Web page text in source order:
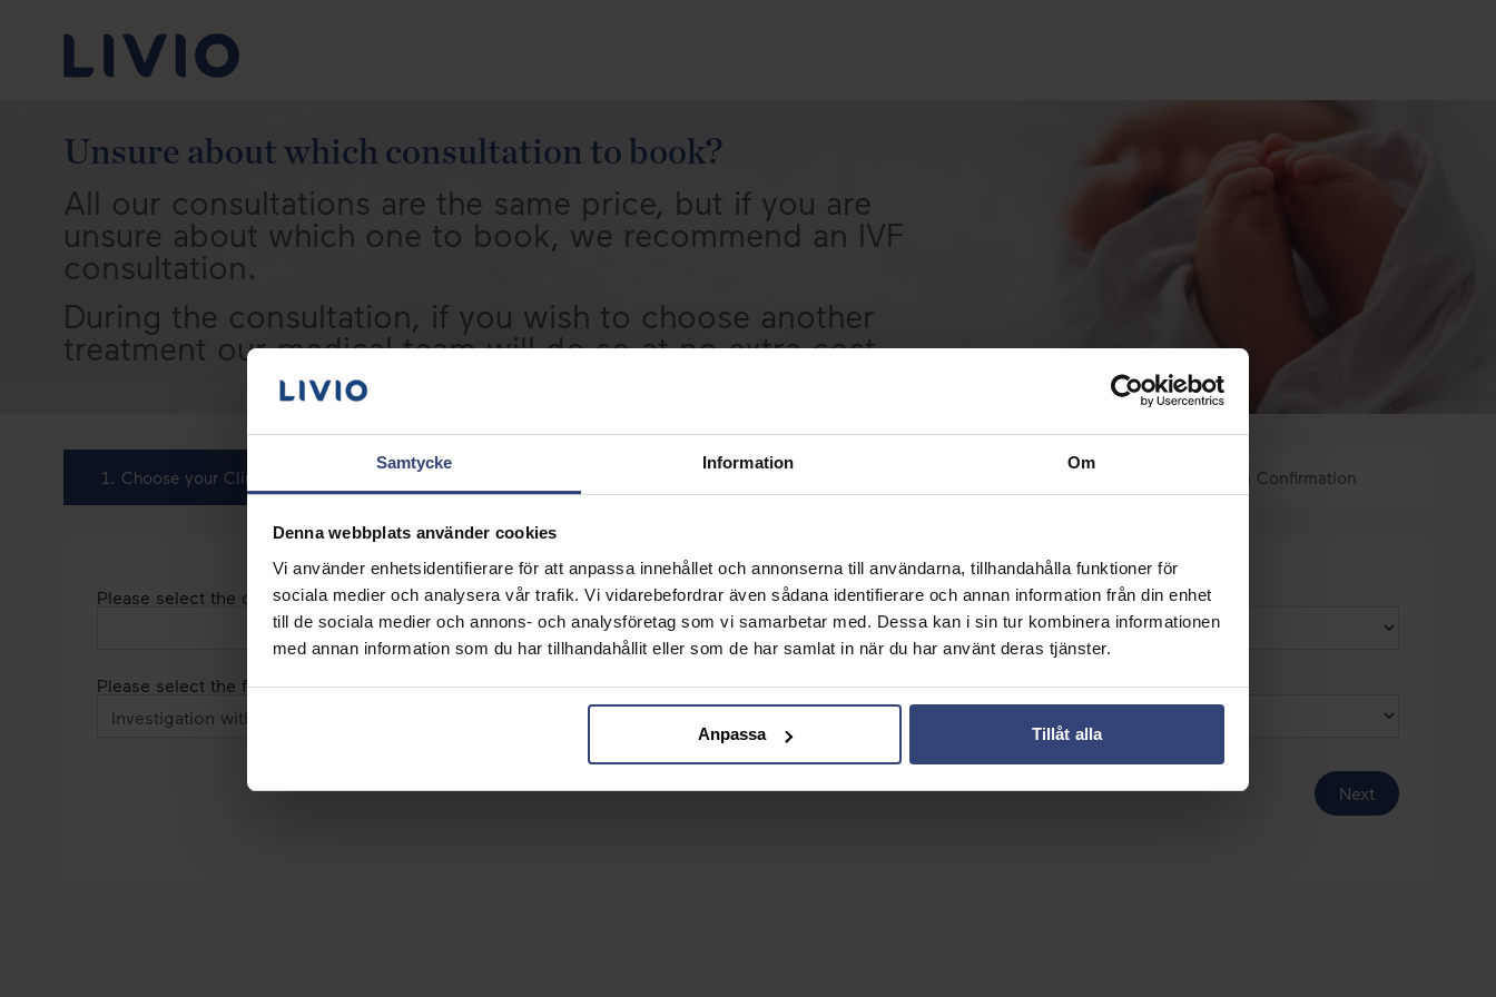
Samtycke Information Om
Denna webbplats använder cookies
Vi använder enhetsidentifierare för att anpassa innehållet och annonserna till användarna, tillhandahålla funktioner för
sociala medier och analysera vår trafik. Vi vidarebefordrar även sådana identifierare och annan information från din enhet
till de sociala medier och annons- och analysföretag som vi samarbetar med. Dessa kan i sin tur kombinera informationen
med annan information som du har tillhandahållit eller som de har samlat in när du har använt deras tjänster.
Anpassa Tillåt alla
Unsure about which consultation to book?
All our consultations are the same price, but if you are
unsure about which one to book, we recommend an IVF
consultation.
During the consultation, if you wish to choose another
treatment our medical team will do so at no extra cost.
1. Choose your Clinic & Treatment 4. Booking Confirmation
Please select the clinic where you would like to book a fertility appointment*
Please select the fertility service you require*
Next